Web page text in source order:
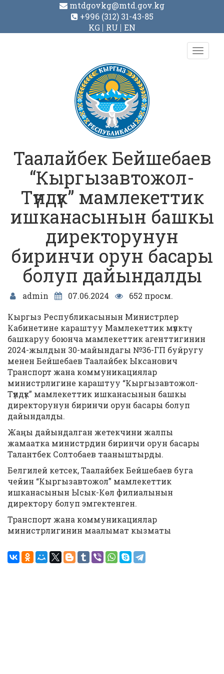
mtdgovkg@mtd.gov.kg
+996 (312) 31-43-85
KG
RU EN
Toggle
Таалайбек Бейшебаев
“Кыргызавтожол-
Түндүк” мамлекеттик
ишканасынын башкы
директорунун
биринчи орун басары
болуп дайындалды
admin 07.06.2024
652 просм.
Кыргыз Республикасынын Министрлер
Кабинетине караштуу Мамлекеттик мүлктү
башкаруу боюнча мамлекеттик агенттигинин
2024-жылдын 30-майындагы №36-ГП буйругу
менен Бейшебаев Таалайбек Ыксанович
Транспорт жана коммуникациялар
министрлигине караштуу “Кыргызавтожол-
Түндүк” мамлекеттик ишканасынын башкы
директорунун биринчи орун басары болуп
дайындалды.
Жаңы дайындалган жетекчини жалпы
жамаатка министрдин биринчи орун басары
Талантбек Солтобаев тааныштырды.
Белгилей кетсек, Таалайбек Бейшебаев буга
чейин “Кыргызавтожол” мамлекеттик
ишканасынын Ысык-Көл филиалынын
директору болуп эмгектенген.
Транспорт жана коммуникациялар
министрлигинин маалымат кызматы